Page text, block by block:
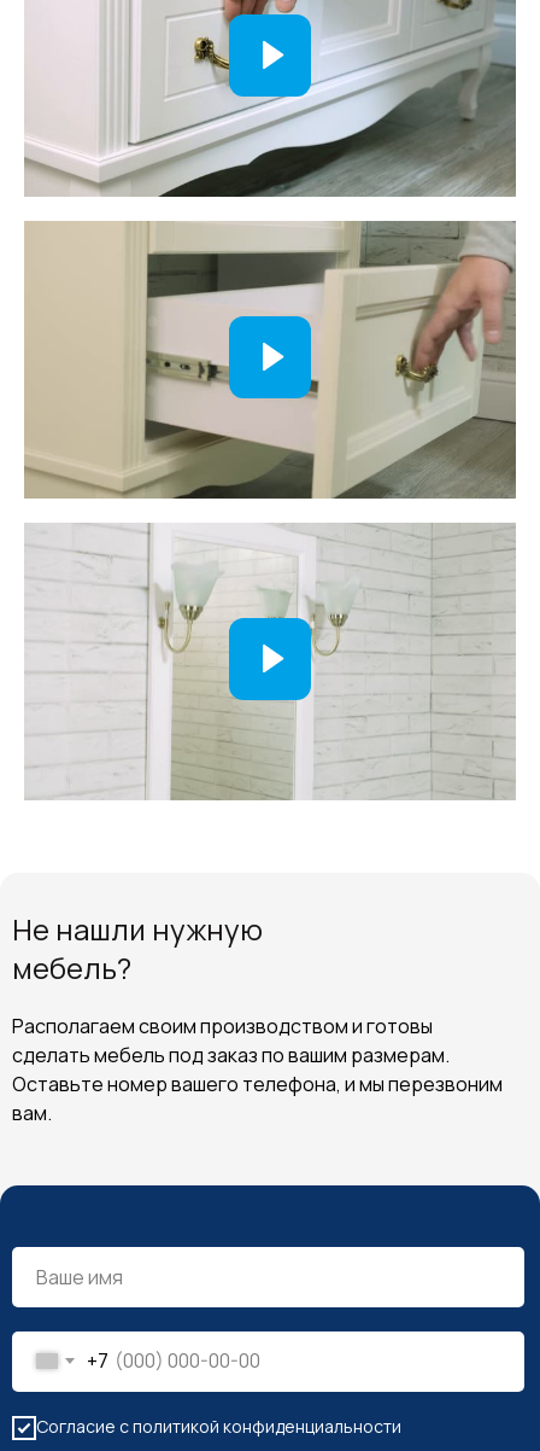
+7
Согласие с политикой конфиденциальности
Не нашли нужную
мебель?
Располагаем своим производством и готовы
сделать мебель под заказ по вашим размерам.
Оставьте номер вашего телефона, и мы перезвоним
вам.